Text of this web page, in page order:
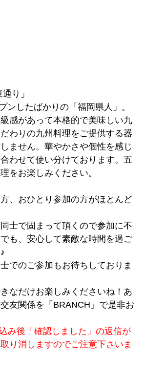
り」
ンしたばかりの「福岡県人」。
感があって本格的で美味しい九
わりの九州料理をご提供する器
ません。華やかさや個性を感じ
わせて使い分けております。五
をお楽しみください。
、おひとり参加の方がほとんど
士で固まって頂くので参加に不
も、安心して素敵な時間を過ご
でのご参加もお待ちしておりま
なだけお楽しみくださいね！あ
友関係を「BRANCH」で是非お
み後「確認しました」の返信が
り消しますのでご注意下さいま